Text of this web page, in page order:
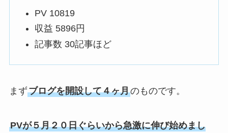
PV 10819
収益 5896円
記事数 30記事ほど
まずブログを開設して４ヶ月のものです。
PVが５月２０日ぐらいから急激に伸び始めまし